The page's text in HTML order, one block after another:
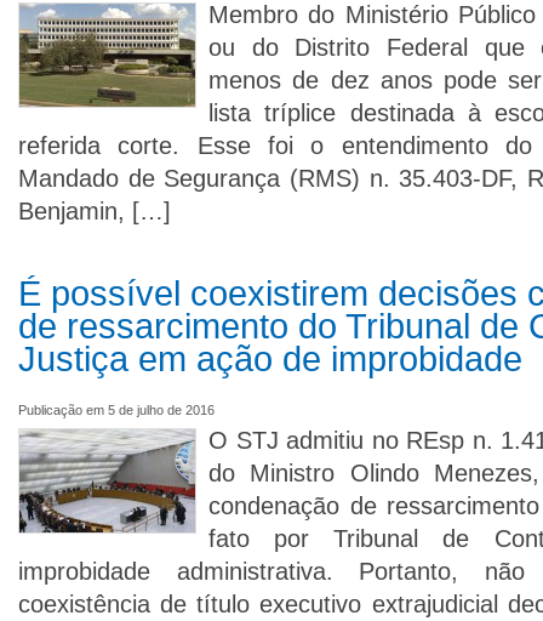
Membro do Ministério
ou do Distrito Federal que
menos de dez anos pode
lista tríplice destinada à
referida corte. Esse foi o entendimento
Mandado de Segurança (RMS) n. 35.403-DF,
Benjamin, […]
É possível coexistirem decisões
de ressarcimento do Tribunal de
Justiça em ação de improbidade
Publicação em 5 de julho de 2016
O STJ admitiu no REsp n.
do Ministro Olindo
condenação de
fato por Tribunal de
improbidade administrativa. Portanto,
coexistência de título executivo extrajudicial